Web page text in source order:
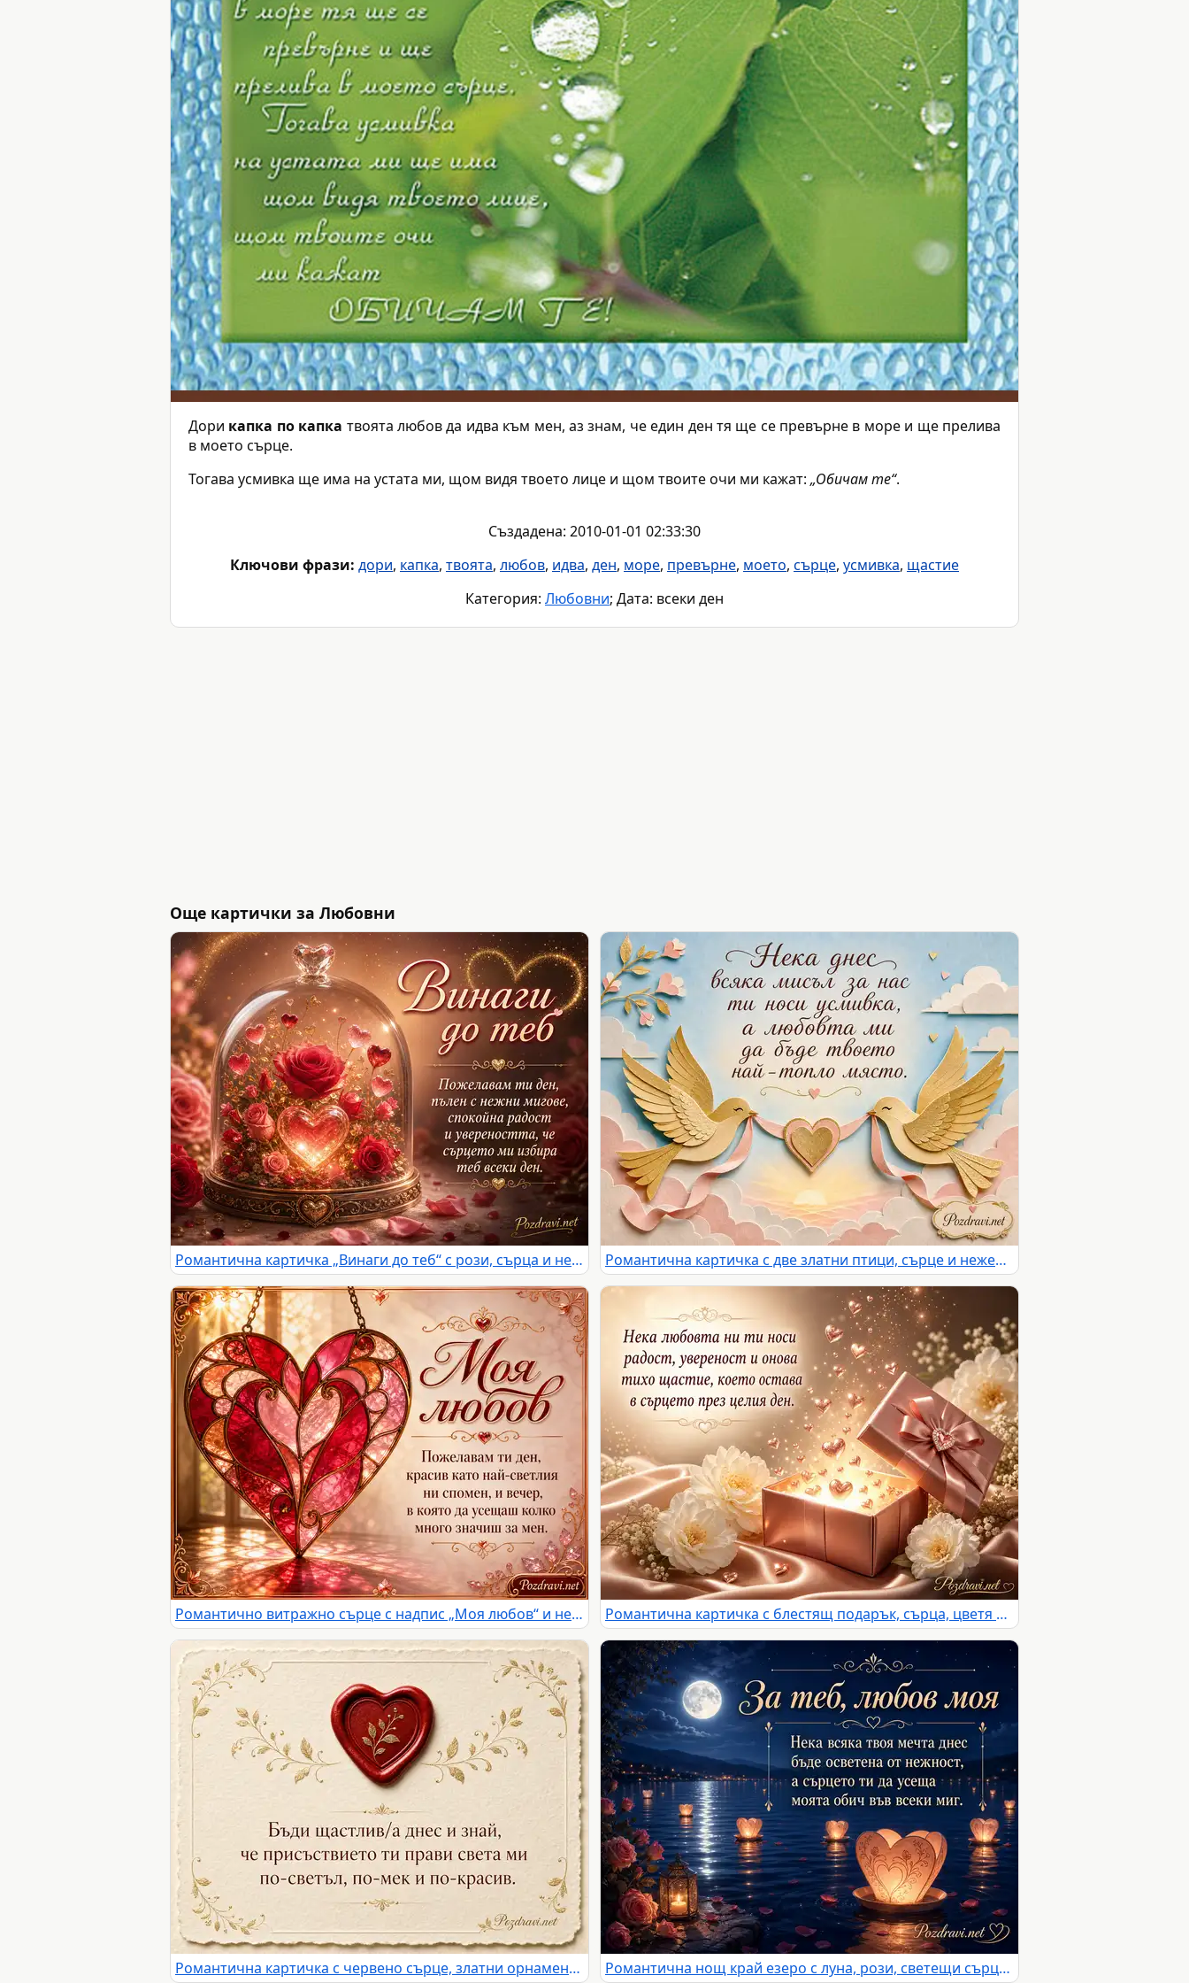
Дори капка по капка твоята любов да идва към мен, аз знам, че един ден тя ще се превърне в море и ще прелива
в моето сърце.
Тогава усмивка ще има на устата ми, щом видя твоето лице и щом твоите очи ми кажат: „Обичам те“.
Създадена: 2010-01-01 02:33:30
Ключови фрази: дори, капка, твоята, любов, идва, ден, море, превърне, моето, сърце, усмивка, щастие
Категория: Любовни; Дата: всеки ден
Още картички за Любовни
Романтична картичка „Винаги до теб“ с рози, сърца и нежно любовно послание Романтична картичка с две златни птици, сърце и нежен любовен надпис
Романтично витражно сърце с надпис „Моя любов“ и нежно любовно послание Романтична картичка с блестящ подарък, сърца, цветя и нежно послание за любов
Романтична картичка с червено сърце, златни орнаменти и нежно послание Романтична нощ край езеро с луна, рози, светещи сърца и любовно послание